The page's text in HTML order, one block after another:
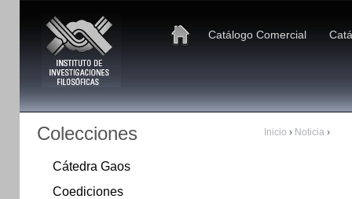
Catálogo Comercial
Inicio › Noticia ›
Colecciones
Cátedra Gaos
Coediciones